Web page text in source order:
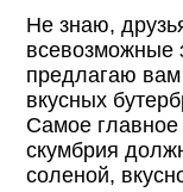
Не знаю,
всевозможные
предлагаю вам
вкусных
Самое
скумбрия
соленой,